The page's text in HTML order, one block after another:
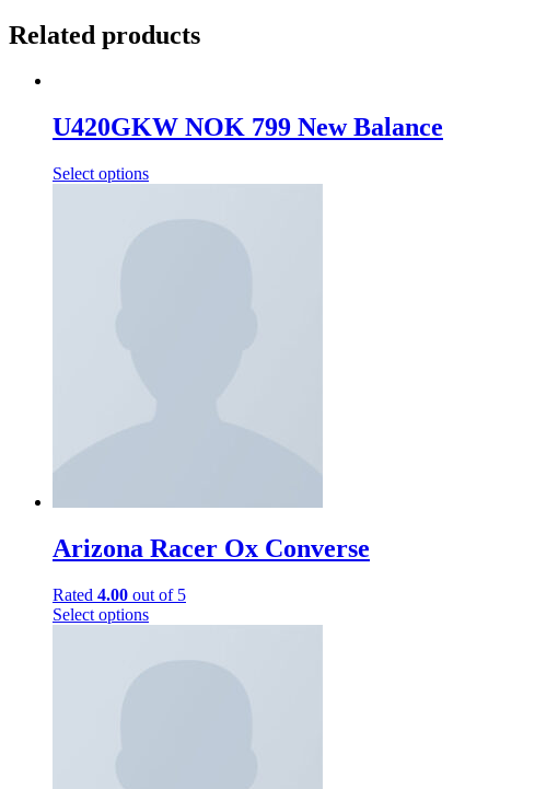
Related products
U420GKW NOK 799 New Balance
Select options
Arizona Racer Ox Converse
Rated 4.00 out of 5
Select options